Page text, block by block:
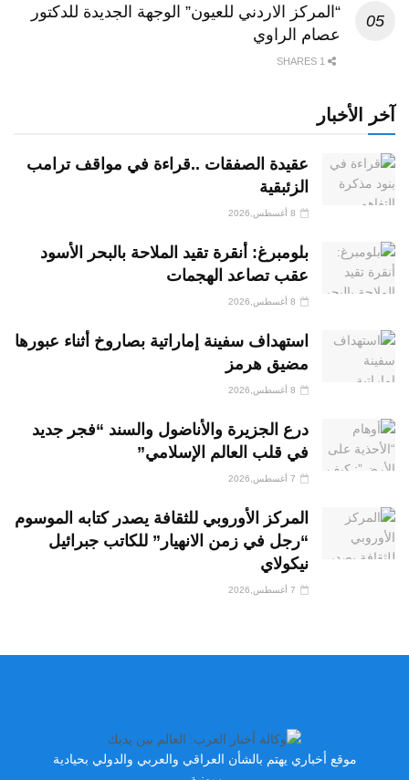
“المركز الاردني للعيون” الوجهة الجديدة للدكتور
عصام الراوي
آخر الأخبار
عقيدة الصفقات ..قراءة في مواقف ترامب
الزئبقية
بلومبرغ: أنقرة تقيد الملاحة بالبحر الأسود
عقب تصاعد الهجمات
استهداف سفينة إماراتية بصاروخ أثناء عبورها
مضيق هرمز
درع الجزيرة والأناضول والسند “فجر جديد
في قلب العالم الإسلامي”
المركز الأوروبي للثقافة يصدر كتابه الموسوم
“رجل في زمن الانهيار” للكاتب جبرائيل
نيكولاي
موقع أخباري يهتم بالشأن العراقي والعربي والدولي بحيادية